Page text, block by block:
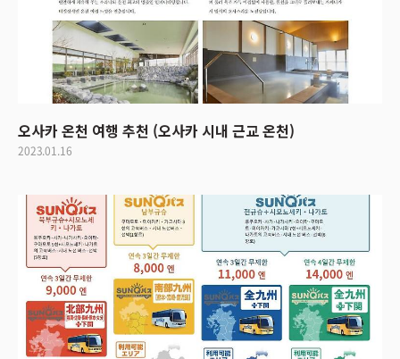
오사카 온천 여행 추천 (오사카 시내 근교 온천)
2023.01.16